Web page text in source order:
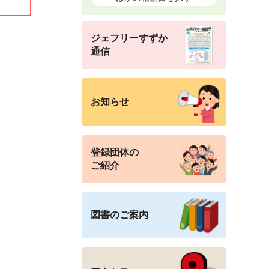
ジェフリーすずか
通信
お知らせ
登録団体の
ご紹介
図書のご案内